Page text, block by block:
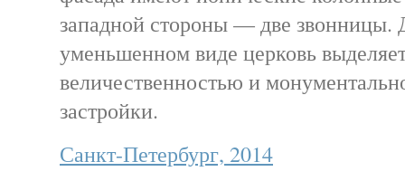
западной стороны — две звонницы.
уменьшенном виде церковь
величественностью и
застройки.
Санкт-Петербург, 2014